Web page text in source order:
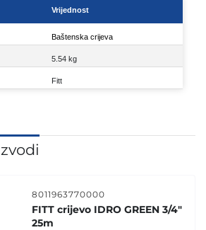
Vrijednost
Baštenska crijeva
5.54 kg
Fitt
8011963770000
FITT crijevo IDRO GREEN 3/4"
25m